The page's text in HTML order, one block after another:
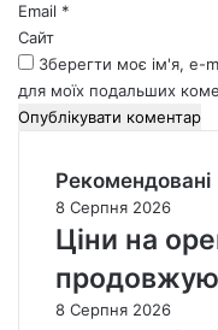
Email *
Сайт
Зберегти моє ім'я, e-
для моїх подальших
Рекомендовані
8 Серпня 2026
Ціни на
8 Серпня 2026